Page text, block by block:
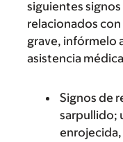
siguientes
relacionados
grave, infórmelo
asistencia
Signos de
sarpullido;
enrojecida,